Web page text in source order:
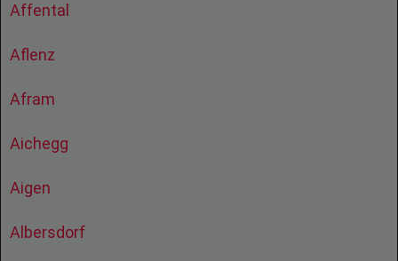
Affental
Aflenz
Afram
Aichegg
Aigen
Albersdorf